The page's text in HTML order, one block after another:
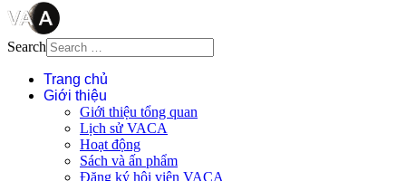
Search
Trang chủ
Giới thiệu
Giới thiệu tổng quan
Lịch sử VACA
Hoạt động
Sách và ấn phẩm
Đăng ký hội viên VACA